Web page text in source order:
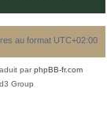
au format UTC+02:00
parphpBB-fr.com
Group